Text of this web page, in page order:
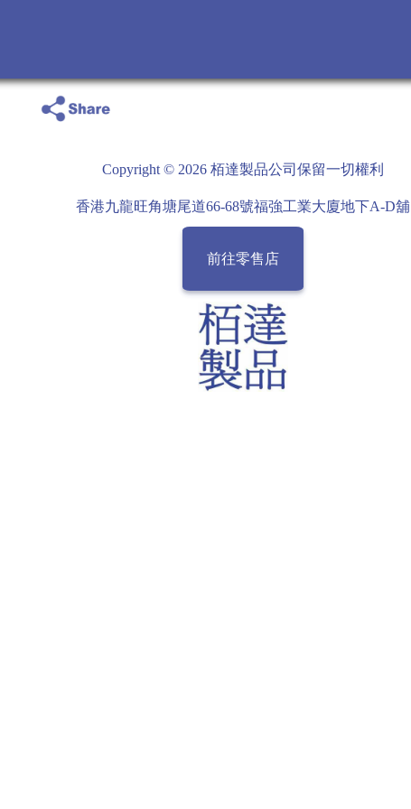
Copyright © 2026 栢達製品公司保留一切權利
香港九龍旺角塘尾道66-68號福強工業大廈地下A-D舖
前往零售店